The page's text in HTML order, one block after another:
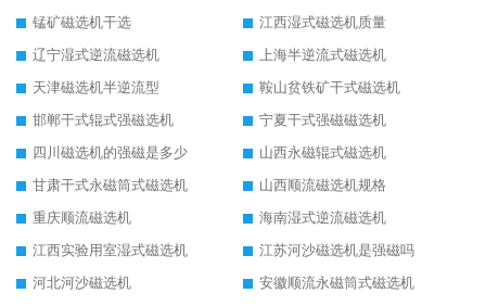
锰矿磁选机干选
江西湿式磁选机质量
辽宁湿式逆流磁选机
上海半逆流式磁选机
天津磁选机半逆流型
鞍山贫铁矿干式磁选机
邯郸干式辊式强磁选机
宁夏干式强磁磁选机
四川磁选机的强磁是多少
山西永磁辊式磁选机
甘肃干式永磁筒式磁选机
山西顺流磁选机规格
重庆顺流磁选机
海南湿式逆流磁选机
江西实验用室湿式磁选机
江苏河沙磁选机是强磁吗
河北河沙磁选机
安徽顺流永磁筒式磁选机